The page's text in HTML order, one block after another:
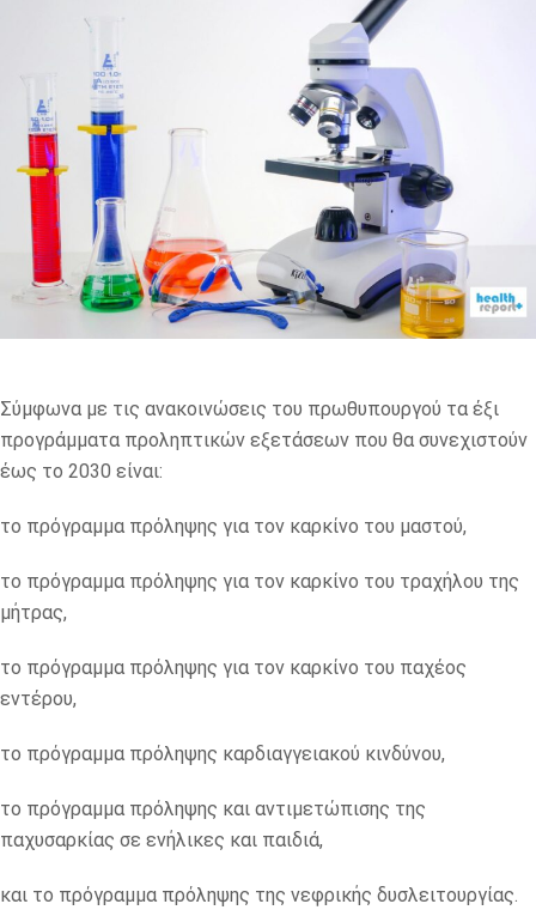
Σύμφωνα με τις ανακοινώσεις του πρωθυπουργού τα έξι
προγράμματα προληπτικών εξετάσεων που θα συνεχιστούν
έως το 2030 είναι:
το πρόγραμμα πρόληψης για τον καρκίνο του μαστού,
το πρόγραμμα πρόληψης για τον καρκίνο του τραχήλου της
μήτρας,
το πρόγραμμα πρόληψης για τον καρκίνο του παχέος
εντέρου,
το πρόγραμμα πρόληψης καρδιαγγειακού κινδύνου,
το πρόγραμμα πρόληψης και αντιμετώπισης της
παχυσαρκίας σε ενήλικες και παιδιά,
και το πρόγραμμα πρόληψης της νεφρικής δυσλειτουργίας.